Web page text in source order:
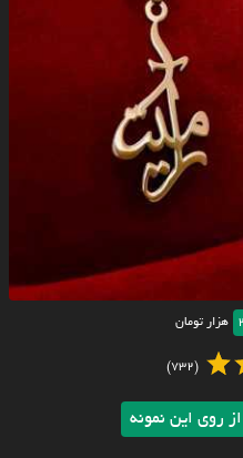
هزار تومان
(732)
روی این نمونه